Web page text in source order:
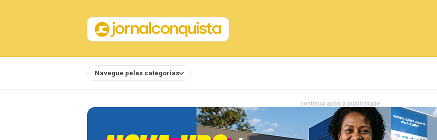
Navegue pelas categorias
continua após a publicidade